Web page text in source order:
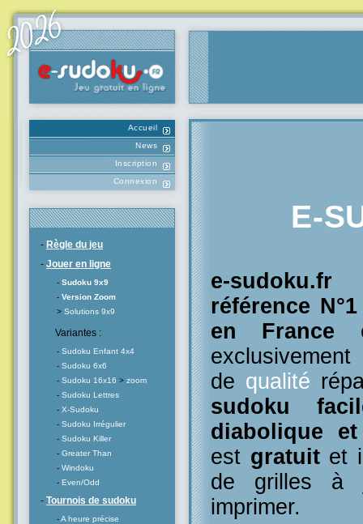
Accueil
News
Inscription
Connexion
- Règle du jeu
- Jouer en ligne
- Sudoku 9x9
- Version Zoom
> Solutions 9x9
Variantes :
- Sudoku Enfant 4x4
- Sudoku 6x6
- Sudoku 16x16 > zoom
- Sudoku Lettres
- X-Sudoku
- Sudoku Irrégulier
- Sudoku Killer
- Greater Than
- Windoku
- Even/Odd
- Tournois de sudoku
-A heure précise
E-
e-
référence
en France
de qualité
sudoku
diabolique
est gratuitet
de grilles à
imprimer.